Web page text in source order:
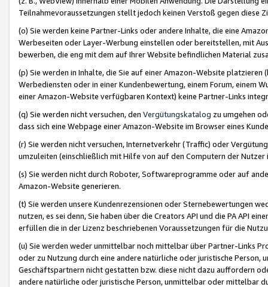
Teilnahmevoraussetzungen stellt jedoch keinen Verstoß gegen diese
(o) Sie werden keine Partner-Links oder andere Inhalte, die eine
Werbeseiten oder Layer-Werbung einstellen oder bereitstellen, mit
bewerben, die eng mit dem auf Ihrer Website befindlichen Material
(p) Sie werden in Inhalte, die Sie auf einer Amazon-Website
Werbediensten oder in einer Kundenbewertung, einem Forum, einem
einer Amazon-Website verfügbaren Kontext) keine Partner-Links
(q) Sie werden nicht versuchen, den Vergütungskatalog zu umgehen
dass sich eine Webpage einer Amazon-Website im Browser eines
(r) Sie werden nicht versuchen, Internetverkehr (Traffic) oder
umzuleiten (einschließlich mit Hilfe von auf den Computern der
(s) Sie werden nicht durch Roboter, Softwareprogramme oder auf
Amazon-Website generieren.
(t) Sie werden unsere Kundenrezensionen oder Sternebewertungen
nutzen, es sei denn, Sie haben über die Creators API und die PA API
erfüllen die in der Lizenz beschriebenen Voraussetzungen für die
(u) Sie werden weder unmittelbar noch mittelbar über Partner-Links
oder zu Nutzung durch eine andere natürliche oder juristische
Geschäftspartnern nicht gestatten bzw. diese nicht dazu auffordern
andere natürliche oder juristische Person, unmittelbar oder mittelbar